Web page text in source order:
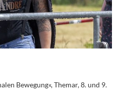
Bewegung«, Themar, 8. und 9.